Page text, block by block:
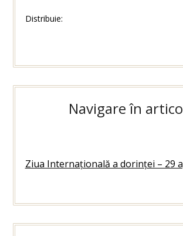
Distribuie:
Navigare în
Ziua Internațională a dorinței – 29